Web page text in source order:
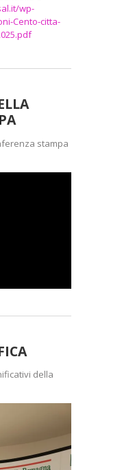
wp-
Cento-citta-
stampa
della